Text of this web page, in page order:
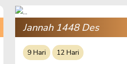
Jannah 1448 Des
9 Hari
12 Hari